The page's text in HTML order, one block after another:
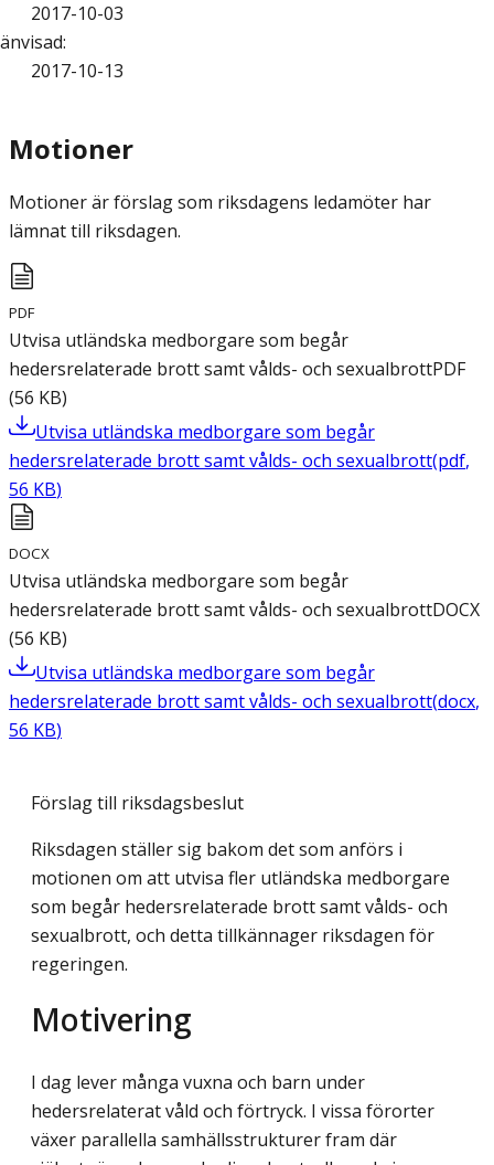
2017-10-03
:
2017-10-13
Motioner
Motioner är förslag som riksdagens ledamöter har
lämnat till riksdagen.
PDF
Utvisa utländska medborgare som begår
hedersrelaterade brott samt vålds- och sexualbrottPDF
(56 KB)
Utvisa utländska medborgare som begår
hedersrelaterade brott samt vålds- och sexualbrott(pdf,
56 KB)
DOCX
Utvisa utländska medborgare som begår
hedersrelaterade brott samt vålds- och sexualbrottDOCX
(56 KB)
Utvisa utländska medborgare som begår
hedersrelaterade brott samt vålds- och sexualbrott(docx,
56 KB)
Förslag till riksdagsbeslut
Riksdagen ställer sig bakom det som anförs i
motionen om att utvisa fler utländska medborgare
som begår hedersrelaterade brott samt vålds- och
sexualbrott, och detta tillkännager riksdagen för
regeringen.
Motivering
I dag lever många vuxna och barn under
hedersrelaterat våld och förtryck. I vissa förorter
växer parallella samhällsstrukturer fram där